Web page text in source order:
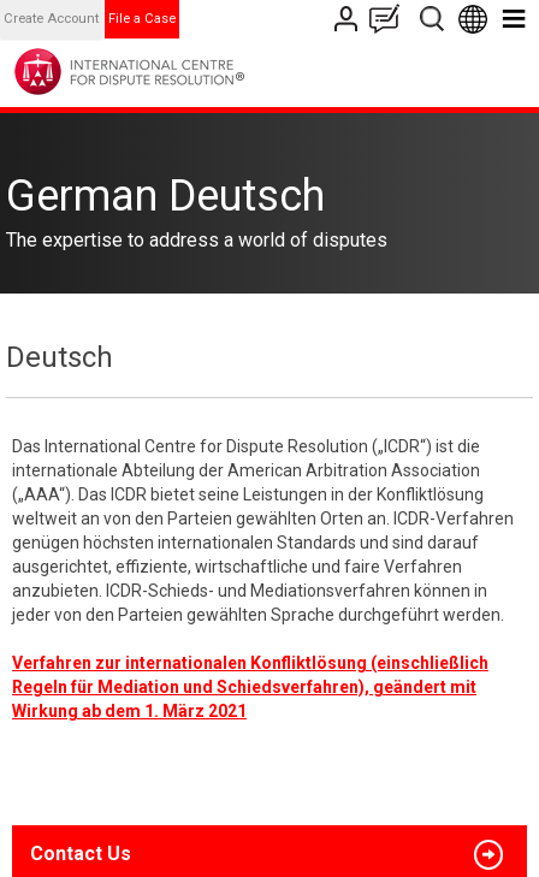
Create Account File a Case
German Deutsch
The expertise to address a world of disputes
Deutsch
Das International Centre for Dispute Resolution („ICDR“) ist die
internationale Abteilung der American Arbitration Association
(„AAA“). Das ICDR bietet seine Leistungen in der Konfliktlösung
weltweit an von den Parteien gewählten Orten an. ICDR-Verfahren
genügen höchsten internationalen Standards und sind darauf
ausgerichtet, effiziente, wirtschaftliche und faire Verfahren
anzubieten. ICDR-Schieds- und Mediationsverfahren können in
jeder von den Parteien gewählten Sprache durchgeführt werden.
Verfahren zur internationalen Konfliktlösung (einschließlich
Regeln für Mediation und Schiedsverfahren), geändert mit
Wirkung ab dem 1. März 2021
Contact Us